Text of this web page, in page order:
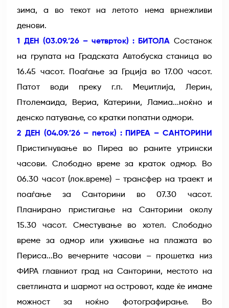
зима, а во текот на летото нема врнежливи
денови.
1 ДЕН (03.09.’26 – четврток) : БИТОЛА Состанок
на групата на Градската Автобуска станица во
16.45 часот. Поаѓање за Грција во 17.00 часот.
Патот води преку г.п. Меџитлија, Лерин,
Птолемаида, Вериа, Катерини, Ламиа...ноќно и
денско патување, со кратки попатни одмори.
2 ДЕН (04.09.’26 – петок) : ПИРЕА – САНТОРИНИ
Пристигнување во Пиреа во раните утрински
часови. Слободно време за краток одмор. Во
06.30 часот (лок.време) – трансфер на траект и
поаѓање за Санторини во 07.30 часот.
Планирано пристигање на Санторини околу
15.30 часот. Сместување во хотел. Слободно
време за одмор или уживање на плажата во
Периса...Во вечерните часови – прошетка низ
ФИРА главниот град на Санторини, местото на
светлината и шармот на островот, каде ќе имаме
можност за ноќно фотографирање. Во